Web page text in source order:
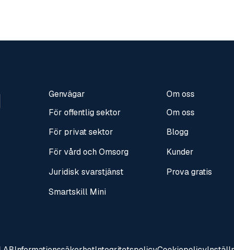
Genvägar
För offentlig sektor
För privat sektor
För vård och Omsorg
Juridisk svarstjänst
Smartskill Mini
Om oss
Om oss
Blogg
Kunder
Prova gratis